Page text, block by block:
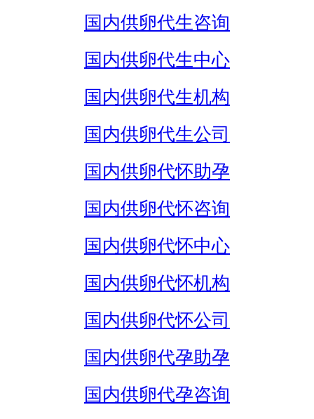
国内供卵代生咨询
国内供卵代生中心
国内供卵代生机构
国内供卵代生公司
国内供卵代怀助孕
国内供卵代怀咨询
国内供卵代怀中心
国内供卵代怀机构
国内供卵代怀公司
国内供卵代孕助孕
国内供卵代孕咨询